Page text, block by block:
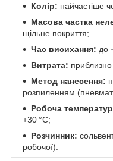
Колір: найчастіше
Масова частка
щільне покриття;
Час висихання: до
Витрата: приблизно
Метод нанесення:
розпиленням
Робоча
+30 °C;
Розчинник:
робочої).